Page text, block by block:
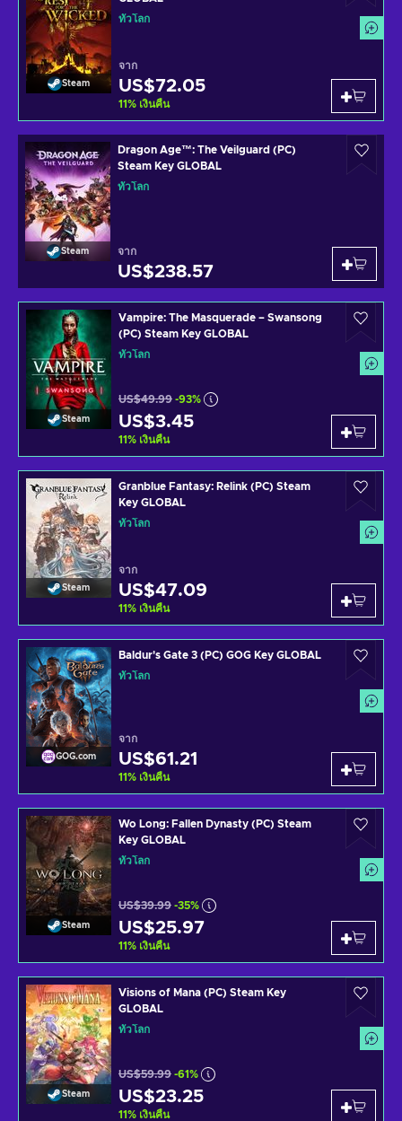
Steam
ทั่วโลก
จาก
US$72.05
11% เงินคืน
Steam
Dragon Age™: The Veilguard (PC)
Steam Key GLOBAL
ทั่วโลก
จาก
US$238.57
Steam
Vampire: The Masquerade – Swansong
(PC) Steam Key GLOBAL
ทั่วโลก
US$49.99 -93%
US$3.45
11% เงินคืน
Steam
Granblue Fantasy: Relink (PC) Steam
Key GLOBAL
ทั่วโลก
จาก
US$47.09
11% เงินคืน
GOG.com
Baldur's Gate 3 (PC) GOG Key GLOBAL
ทั่วโลก
จาก
US$61.21
11% เงินคืน
Steam
Wo Long: Fallen Dynasty (PC) Steam
Key GLOBAL
ทั่วโลก
US$39.99 -35%
US$25.97
11% เงินคืน
Steam
Visions of Mana (PC) Steam Key
GLOBAL
ทั่วโลก
US$59.99 -61%
US$23.25
11% เงินคืน